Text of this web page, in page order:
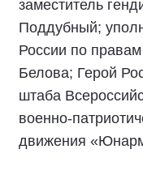
заместитель
Поддубный;
России по
Белова; Герой
штаба
военно-
движения